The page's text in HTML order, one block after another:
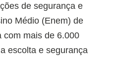
de segurança e
Médio (Enem) de
com mais de 6.000
escolta e segurança